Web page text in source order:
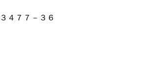
４７７－３６